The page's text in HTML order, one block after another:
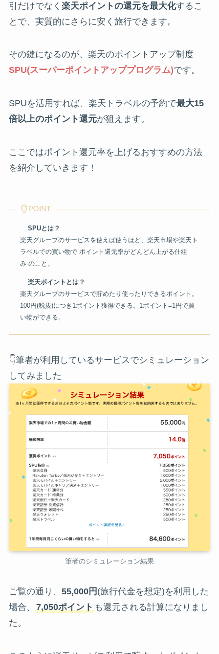
引だけでなく 楽天ポイントの還元を最大化するこ
とで、実質的にさらに安く旅行できます。
その鍵になるのが、楽天のポイントアップ制度
SPU(スーパーポイントアッププログラム)です。
SPUを活用すれば、楽天トラベルの予約で最大15
倍以上のポイント還元が狙えます。
ここではポイント還元率を上げるおすすめの方法
を紹介していきます！
POINT
SPUとは？
楽天グループのサービスを使えば使うほど、楽天市場や楽天ト
ラベルでの買い物で ポイント還元率がどんどん上がる仕組
み のこと。
楽天ポイントとは？
楽天グループのサービスで貯めたり使ったりできるポイント。
100円(税抜)につき1ポイント獲得できる。1ポイント=1円で買
い物ができる。
👇筆者が利用しているサービスでシミュレーション
してみました
筆者のシミュレーション結果
ご覧の通り、 55,000円 (旅行代金を想定)を利用した
場合、
7,050ポイント も還元される計算になりまし
た。